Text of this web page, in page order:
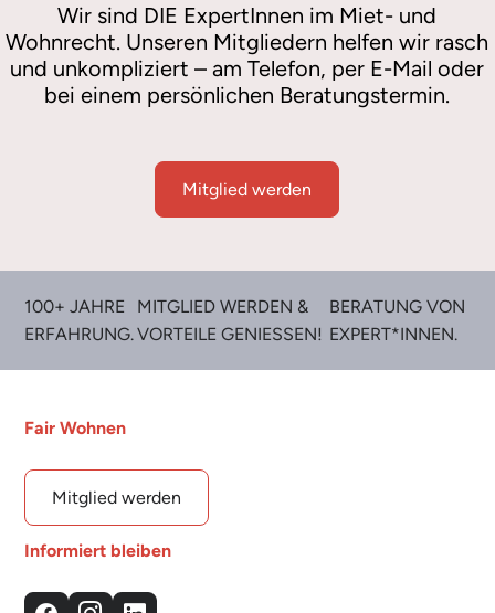
Wir sind DIE ExpertInnen im Miet- und
Wohnrecht. Unseren Mitgliedern helfen wir rasch
und unkompliziert – am Telefon, per E-Mail oder
bei einem persönlichen Beratungstermin.
Mitglied werden
100+ JAHRE
ERFAHRUNG.
MITGLIED WERDEN &
VORTEILE GENIESSEN!
BERATUNG VON
EXPERT*INNEN.
Fair Wohnen
Mitglied werden
Informiert bleiben